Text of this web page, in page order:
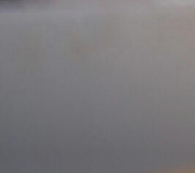
Skip